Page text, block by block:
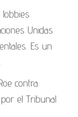
Unidas
Es un
contra
el Tribunal